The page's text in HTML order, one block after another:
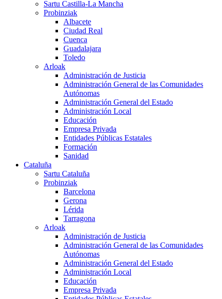
Sartu Castilla-La Mancha
Probinziak
Albacete
Ciudad Real
Cuenca
Guadalajara
Toledo
Arloak
Administración de Justicia
Administración General de las Comunidades
Autónomas
Administración General del Estado
Administración Local
Educación
Empresa Privada
Entidades Públicas Estatales
Formación
Sanidad
Cataluña
Sartu Cataluña
Probinziak
Barcelona
Gerona
Lérida
Tarragona
Arloak
Administración de Justicia
Administración General de las Comunidades
Autónomas
Administración General del Estado
Administración Local
Educación
Empresa Privada